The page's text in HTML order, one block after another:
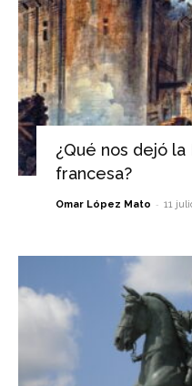
¿Qué nos dejó la
francesa?
Omar López Mato - 11